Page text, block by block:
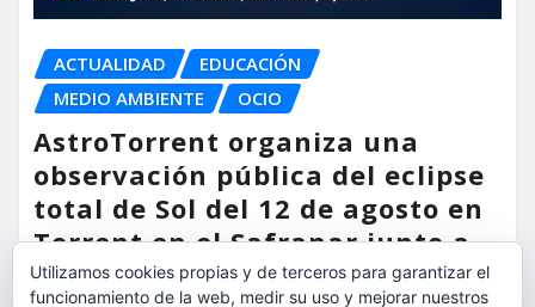
ACTUALIDAD
EDUCACIÓN
MEDIO AMBIENTE
OCIO
AstroTorrent organiza una
observación pública del eclipse
total de Sol del 12 de agosto en
Torrent en el Safranar junto a
las vías del AVE
Utilizamos cookies propias y de terceros para garantizar el
funcionamiento de la web, medir su uso y mejorar nuestros